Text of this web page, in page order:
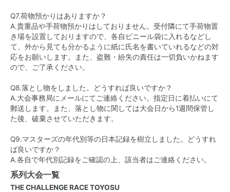
Q7.荷物預かりはありますか？
A.貴重品や手荷物預かりはしておりません。受付隣にて手荷物置
き場を設置しておりますので、各自ビニール袋に入れるなどし
て、外から見ても分かるように紙に氏名を書いていれるなどの対
応をお願いします。また、盗難・紛失の責任は一切負いかねます
ので、ご了承ください。
Q8.落とし物をしました。どうすれば良いですか？
A.大会事務局にメールにてご連絡ください。指定日に着払いにて
郵送します。また、落とし物に関しては大会日から1週間保管し
た後、破棄させていただきます。
Q9.マスターズの年代別等の日本記録を樹立しました。どうすれ
ば良いですか？
A.各自で年代別記録をご確認の上、該当者はご連絡ください。
系列大会一覧
THE CHALLENGE RACE TOYOSU